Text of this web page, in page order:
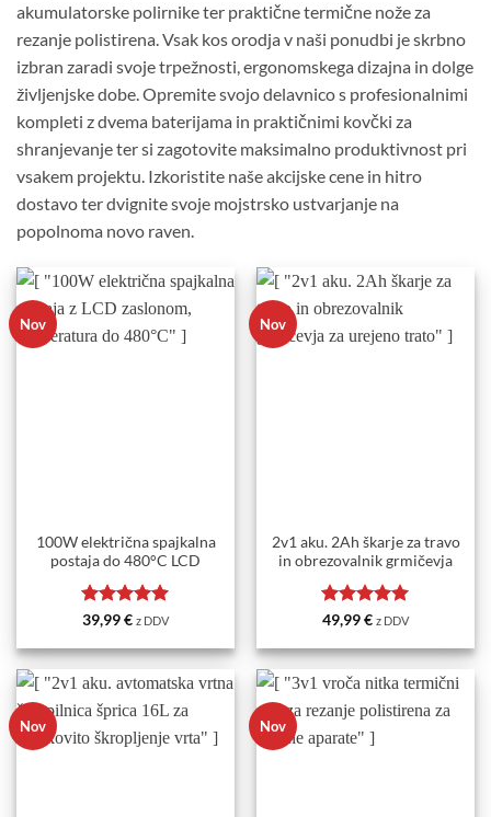
akumulatorske polirnike ter praktične termične nože za
rezanje polistirena. Vsak kos orodja v naši ponudbi je skrbno
izbran zaradi svoje trpežnosti, ergonomskega dizajna in dolge
življenjske dobe. Opremite svojo delavnico s profesionalnimi
kompleti z dvema baterijama in praktičnimi kovčki za
shranjevanje ter si zagotovite maksimalno produktivnost pri
vsakem projektu. Izkoristite naše akcijske cene in hitro
dostavo ter dvignite svoje mojstrsko ustvarjanje na
popolnoma novo raven.
Nov
100W električna spajkalna
postaja do 480°C LCD
Ocenjeno5
39,99€ z DDV
Nov
2v1 aku. 2Ah škarje za travo
in obrezovalnik grmičevja
Ocenjeno5
49,99€ z DDV
Nov Nov